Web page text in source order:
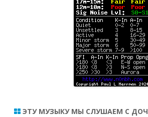
ЭТУ МУЗЫКУ МЫ СЛУШАЕМ С